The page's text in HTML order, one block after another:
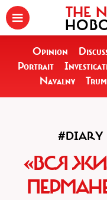
THE
Opinion
Portrait
Navalny
#DIARY
«ВСЯ